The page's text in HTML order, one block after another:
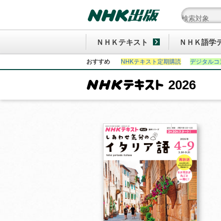
ＮＨＫテキスト ＮＨＫ語学
おすすめ NHKテキスト定期購読 デジタル
2026